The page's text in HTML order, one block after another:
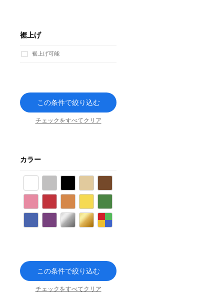
裾上げ
裾上げ可能
この条件で絞り込む
チェックをすべてクリア
カラー
パープル シルバー ゴールド
この条件で絞り込む
チェックをすべてクリア